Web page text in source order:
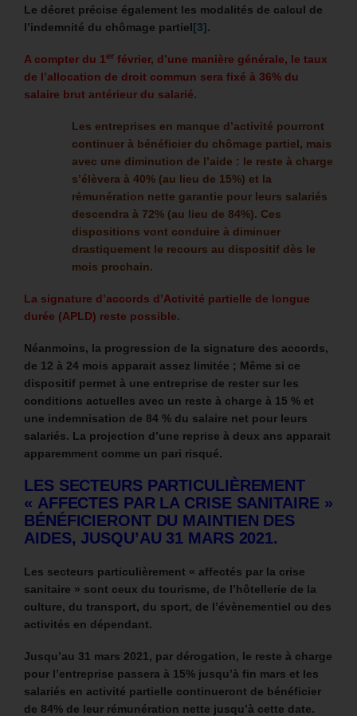
Le décret précise également les modalités de calcul de
l’indemnité du chômage partiel[3].
A compter du 1er février, d’une manière générale, le taux
de l’allocation de droit commun sera fixé à 36% du
salaire brut antérieur du salarié.
Les entreprises en manque d’activité pourront
continuer à bénéficier du chômage partiel, mais
avec une diminution de l’aide : le reste à charge
s’élèvera à 40% (au lieu de 15%) et la
rémunération nette garantie pour leurs salariés
descendra à 72% (au lieu de 84%). Ces
dispositions vont conduire à diminuer
drastiquement le recours au dispositif dès le
mois prochain.
La signature d’accords d’Activité partielle de longue
durée (APLD) reste possible.
Néanmoins, la progression de la signature des accords,
de 12 à 24 mois apparait assez limitée ; Même si ce
dispositif permet à une entreprise de rester sur les
conditions actuelles avec un reste à charge à 15 % et
une indemnisation de 84 % du salaire net pour leurs
salariés. La projection d’une reprise à deux ans apparait
apparemment comme un pari risqué.
LES SECTEURS PARTICULIÈREMENT
« AFFECTES PAR LA CRISE SANITAIRE »
BÉNÉFICIERONT DU MAINTIEN DES
AIDES, JUSQU’AU 31 MARS 2021.
Les secteurs particulièrement « affectés par la crise
sanitaire » sont ceux du tourisme, de l’hôtellerie de la
culture, du transport, du sport, de l’évènementiel ou des
activités en dépendant.
Jusqu’au 31 mars 2021, par dérogation, le reste à charge
pour l’entreprise passera à 15% jusqu’à fin mars et les
salariés en activité partielle continueront de bénéficier
de 84% de leur rémunération nette jusqu’à cette date.